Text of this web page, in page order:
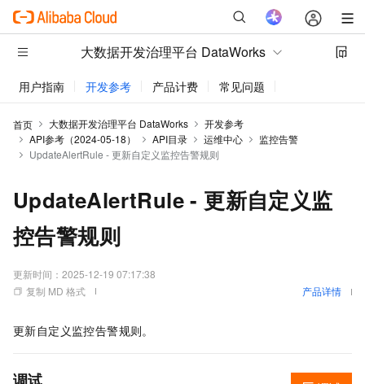
大数据开发治理平台 DataWorks
用户指南 开发参考 产品计费 常见问题
首页 大数据开发治理平台 DataWorks
开发参考
API参考（2024-05-18）
API目录 运维中心
监控告警
UpdateAlertRule - 更新自定义监控告警规则
UpdateAlertRule - 更新自定义监
控告警规则
更新时间： 2025-12-19 07:17:38
复制 MD 格式
产品详情
更新自定义监控告警规则。